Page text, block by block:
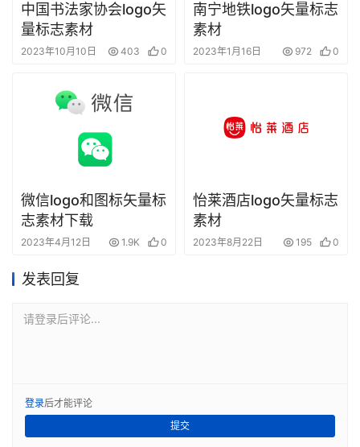
中国书法家协会logo矢
量标志素材
2023年10月10日 403 0
南宁地铁logo矢量标志
素材
2023年1月16日 972 0
微信logo和图标矢量标
志素材下载
2023年4月12日 1.9K 0
怡莱酒店logo矢量标志
素材
2023年8月22日 195 0
发表回复
请登录后评论...
登录后才能评论
提交